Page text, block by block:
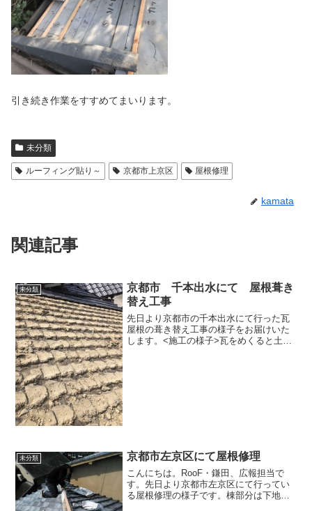
引き続き作業をすすめてまいります。
未分類
ルーフィング貼り～ 京都市上京区 屋根修理
kamata
関連記事
未分類
京都市 千本出水にて 屋根葺き
替え工事
先日より京都市の千本出水にて行った瓦
屋根の葺き替え工事の様子をお届けいた
します。<施工の様子>瓦をめくると土が
未分類 京都市左京区にて屋根修理
こんにちは。RooF・鎌田、広報担当で
す。先日より京都市左京区にて行ってい
る屋根修理の様子です。棟部分は下地か